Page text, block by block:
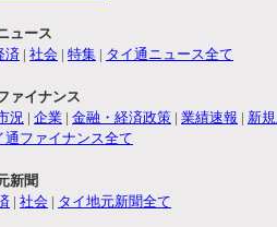
ュース
済 | 社会 | 特集 | タイ通ニュース全て
ァイナンス
況 | 企業 | 金融・経済政策 | 業績速報 | 新
通ファイナンス全て
新聞
| 社会 | タイ地元新聞全て